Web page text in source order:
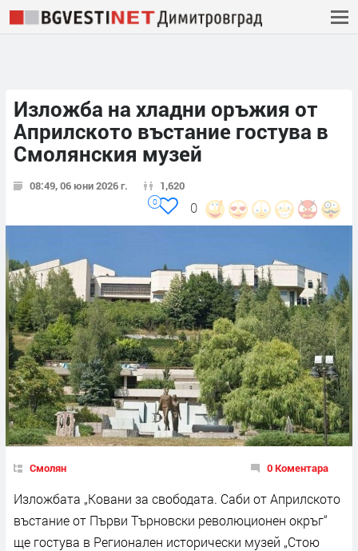
Изложба на хладни оръжия от
Априлското въстание гостува в
Смолянския музей
08:49, 06 юни 2026 г. 1,620
0
0
Смолян 0 Коментара
Изложбата „Ковани за свободата. Саби от Априлското
въстание от Първи Търновски революционен окръг“
ще гостува в Регионален исторически музей „Стою